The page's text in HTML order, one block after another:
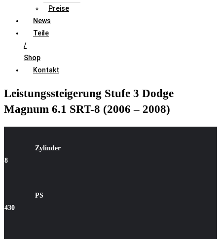
Preise
News
Teile
/
Shop
Kontakt
Leistungssteigerung Stufe 3 Dodge
Magnum 6.1 SRT-8 (2006 – 2008)
Zylinder
8
PS
430